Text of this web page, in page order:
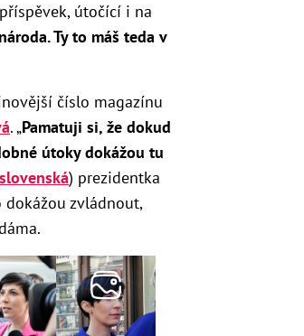
útočící i na
Ty to máš teda v
číslo magazínu
. „Pamatuji si, že dokud
útoky dokážou tu
slovenská) prezidentka
dokážou zvládnout,